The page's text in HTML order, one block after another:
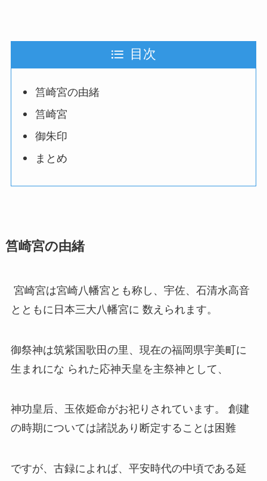
目次
筥崎宮の由緒
筥崎宮
御朱印
まとめ
筥崎宮の由緒
宮崎宮は宮崎八幡宮とも称し、宇佐、石清水高音
とともに日本三大八幡宮に 数えられます。
御祭神は筑紫国歌田の里、現在の福岡県宇美町に
生まれにな られた応神天皇を主祭神として、
神功皇后、玉依姫命がお祀りされています。 創建
の時期については諸説あり断定することは困難
ですが、古録によれば、平安時代の中頃である延